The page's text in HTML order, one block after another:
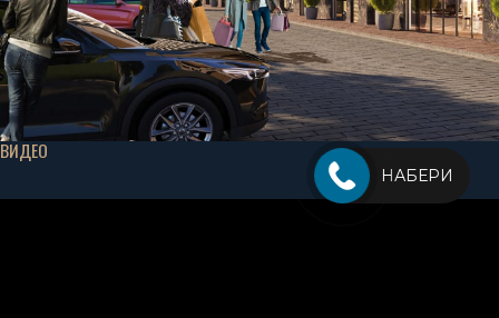
ВИДЕО
НАБЕРИ